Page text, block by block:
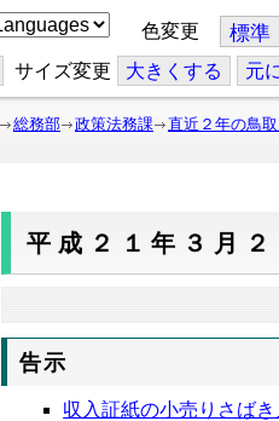
色変更 標準
サイズ変更 大きくする 元
総務部 政策法務課 直近２年の鳥
平成２１年３月
告示
収入証紙の小売りさば